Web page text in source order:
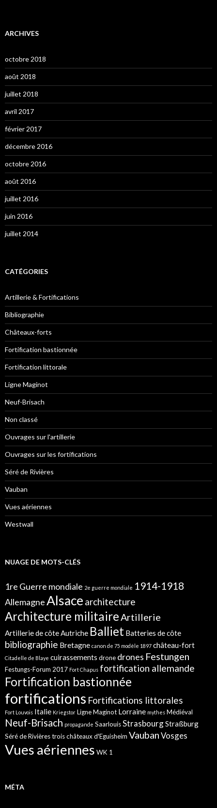
ARCHIVES
octobre 2018
août 2018
juillet 2018
avril 2017
février 2017
décembre 2016
octobre 2016
août 2016
juillet 2016
juin 2016
juillet 2014
CATÉGORIES
Artillerie & Fortifications
Bibliographie
Châteaux-forts
Fortification bastionnée
Fortification littorale
Ligne Maginot
Neuf-Brisach
Non classé
Ouvrages sur l'artillerie
Ouvrages sur les fortifications
Séré de Rivières
Vauban
Vues aériennes
Westwall
NUAGE DE MOTS-CLÉS
1re Guerre mondiale 2e guerre mondiale 1914-1918
AllemagneAlsace architecture
Architecture militaire Artillerie
Artillerie de côteAutriche Balliet Batteries de côte
bibliographie Bretagne canon de 75 modèle 1897 château-fort
Citadelle de Blaye cuirassements drone drones Festungen
Festungs-Forum 2017 Fort Chapus fortification allemande
Fortification bastionnée
fortifications Fortifications littorales
Fort Louvois Italie Kriegstor Ligne Maginot Lorraine mythes Médiéval
Neuf-Brisach propagande SaarlouisStrasbourgStraßburg
Séré de Rivièrestrois châteaux d'Eguisheim VaubanVosges
Vues aériennes WK 1
MÉTA